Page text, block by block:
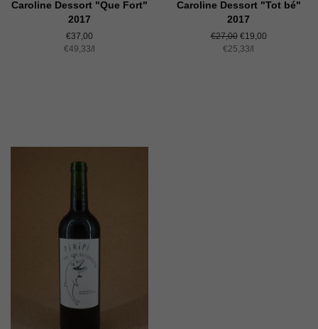
Caroline Dessort "Que Fort"
2017
Normaler
Preis
€37,00
Einzelpreis
€49,33/
Caroline Dessort "Tot bé"
2017
Normaler
Preis
€27,00 Sonderpreis
€19,00
Einzelpreis
€25,33/